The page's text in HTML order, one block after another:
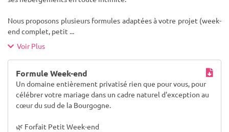
Nous proposons plusieurs formules adaptées à votre projet (week-
end complet, petit ...
Voir Plus
Formule Week-end
Un domaine entièrement privatisé rien que pour vous, pour
célébrer votre mariage dans un cadre naturel d'exception au
cœur du sud de la Bourgogne.
🌿 Forfait Petit Week-end